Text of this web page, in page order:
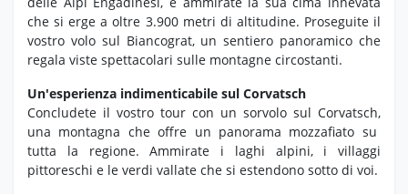
che si erge a oltre 3.900 metri di altitudine. Proseguite il
vostro volo sul Biancograt,un sentiero panoramico che
regala viste spettacolari sulle montagne circostanti.
Un'esperienza indimenticabile sul Corvatsch
Concludete il vostro tour con un sorvolo sul Corvatsch,
una montagna che offre un panorama mozzafiato su
tutta la regione. Ammirate i laghi alpini,i villaggi
pittoreschi e le verdi vallate che si estendono sotto di voi.